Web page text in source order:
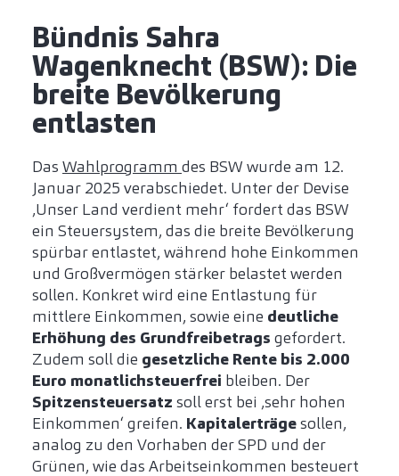
Bündnis Sahra
Wagenknecht (BSW): Die
breite Bevölkerung
entlasten
Das Wahlprogramm des BSW wurde am 12.
Januar 2025 verabschiedet. Unter der Devise
‚Unser Land verdient mehr‘ fordert das BSW
ein Steuersystem, das die breite Bevölkerung
spürbar entlastet, während hohe Einkommen
und Großvermögen stärker belastet werden
sollen. Konkret wird eine Entlastung für
mittlere Einkommen, sowie eine deutliche
Erhöhung des Grundfreibetrags gefordert.
Zudem soll die gesetzliche Rente bis 2.000
Euro monatlichsteuerfrei bleiben. Der
Spitzensteuersatz soll erst bei ‚sehr hohen
Einkommen‘ greifen. Kapitalerträgesollen,
analog zu den Vorhaben der SPD und der
Grünen, wie das Arbeitseinkommen besteuert